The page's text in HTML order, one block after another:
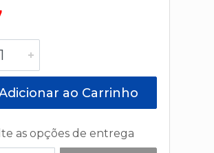
ao Carrinho
as opções de entrega